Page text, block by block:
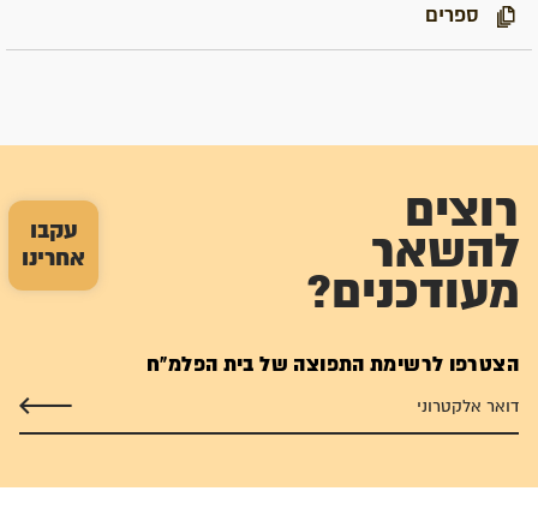
עקבו
אחרינו
ספרים
רוצים
להשאר
מעודכנים?
הצטרפו לרשימת התפוצה של בית הפלמ"ח